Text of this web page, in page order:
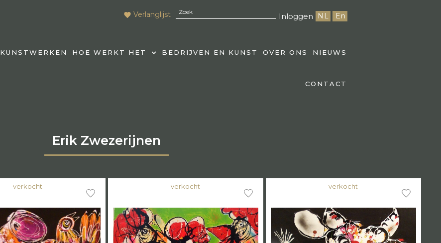
Verlanglijst Inloggen NL En
KUNSTWERKEN HOE WERKT HET BEDRIJVEN EN KUNST OVER ONS NIEUWS
CONTACT
Erik Zwezerijnen
verkocht verkocht verkocht